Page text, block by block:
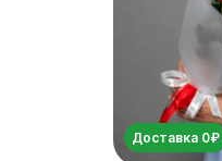
Доставка 0₽